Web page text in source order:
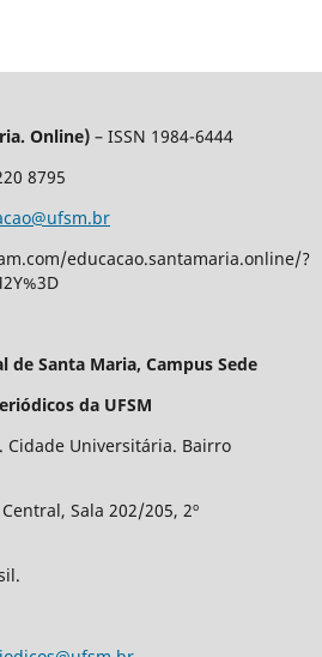
Online) – ISSN 1984-6444
8795
educacao.santamaria.online/?
de Santa Maria, Campus Sede
da UFSM
Cidade Universitária. Bairro
Sala 202/205, 2º